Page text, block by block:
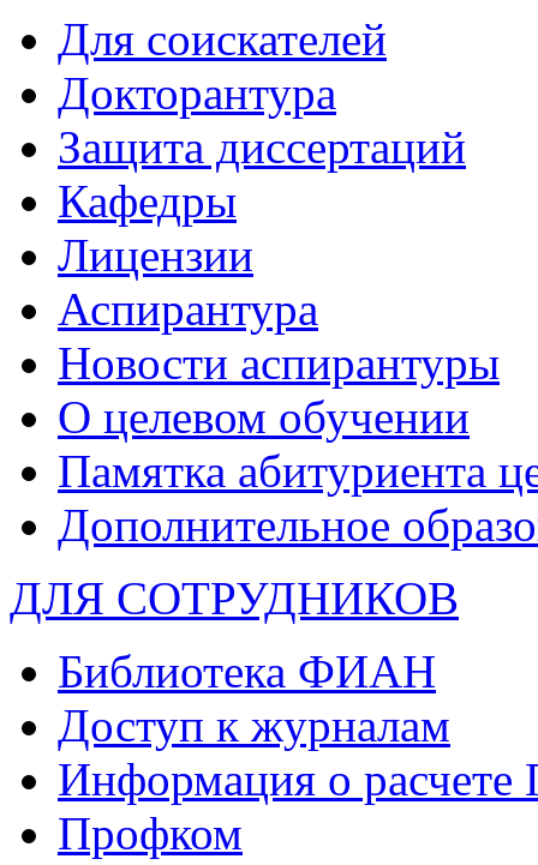
Для соискателей
Докторантура
Защита диссертаций
Кафедры
Лицензии
Аспирантура
Новости аспирантуры
О целевом обучении
Памятка абитуриента
Дополнительное
ДЛЯ СОТРУДНИКОВ
Библиотека ФИАН
Доступ к журналам
Информация о
Профком